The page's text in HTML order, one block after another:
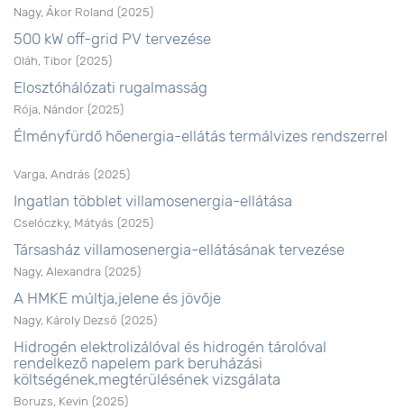
Nagy, Ákor Roland (2025)
500 kW off-grid PV tervezése
Oláh, Tibor (2025)
Elosztóhálózati rugalmasság
Rója, Nándor (2025)
Élményfürdő hőenergia-ellátás termálvizes rendszerrel
Varga, András (2025)
Ingatlan többlet villamosenergia-ellátása
Cselóczky, Mátyás (2025)
Társasház villamosenergia-ellátásának tervezése
Nagy, Alexandra (2025)
A HMKE múltja,jelene és jövője
Nagy, Károly Dezső (2025)
Hidrogén elektrolizálóval és hidrogén tárolóval
rendelkező napelem park beruházási
költségének,megtérülésének vizsgálata
Boruzs, Kevin (2025)